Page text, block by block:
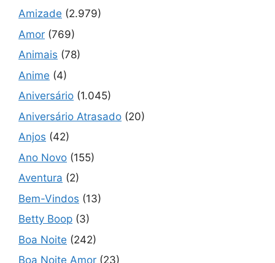
Amizade (2.979)
Amor (769)
Animais (78)
Anime (4)
Aniversário (1.045)
Aniversário Atrasado (20)
Anjos (42)
Ano Novo (155)
Aventura (2)
Bem-Vindos (13)
Betty Boop (3)
Boa Noite (242)
Boa Noite Amor (23)